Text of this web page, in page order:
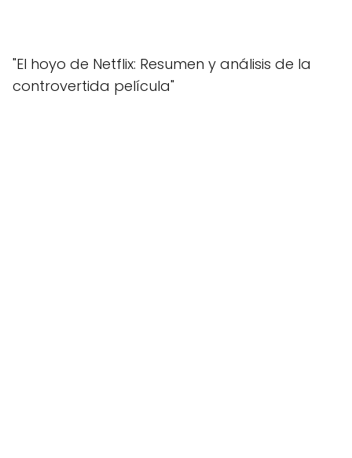
"El hoyo de Netflix: Resumen y análisis de la
controvertida película"